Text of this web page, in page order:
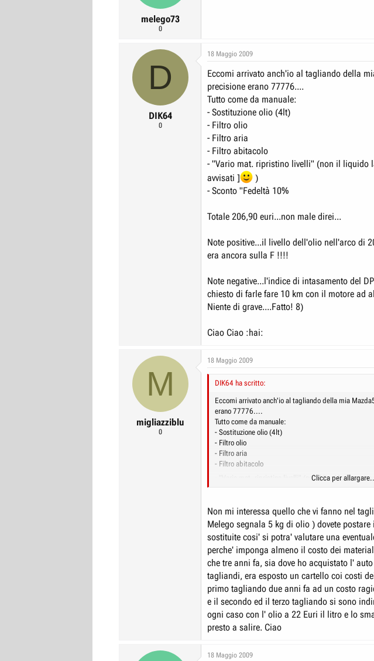
melego73
0
D
DIK64
0
18 Maggio 2009
Eccomi arrivato anch'io al tagliando della
precisione erano 77776....
Tutto come da manuale:
- Sostituzione olio (4lt)
- Filtro olio
- Filtro aria
- Filtro abitacolo
- "Vario mat. ripristino livelli" (non il liquido
avvisati ]
)
- Sconto "Fedeltà 10%
Totale 206,90 euri...non male direi...
Note positive...il livello dell'olio nell'arco di
era ancora sulla F !!!!
Note negative...l'indice di intasamento del
chiesto di farle fare 10 km con il motore ad
Niente di grave....Fatto! 8)
Ciao Ciao :hai:
M
migliazziblu
0
18 Maggio 2009
DIK64 ha scritto:
Eccomi arrivato anch'io al tagliando della mia
erano 77776....
Tutto come da manuale:
- Sostituzione olio (4lt)
- Filtro olio
- Filtro aria
- Filtro abitacolo
- "Vario mat. ripristino livelli" (non il liquido lavavetro
Totale 206,90 euri...non male direi...
Note positive...il livello dell'olio nell'arco di 20K non
sulla F !!!!
Note negative...l'indice di intasamento del DPF era
farle fare 10 km con il motore ad almeno 2500 g/min.
Niente di grave....Fatto! 8)
Ciao Ciao :hai:
Clicca per
Non mi interessa quello che vi fanno nel
Melego segnala 5 kg di olio ) dovete
sostituite cosi' si potra' valutare una
perche' imponga almeno il costo dei
che tre anni fa, sia dove ho acquistato l'
tagliandi, era esposto un cartello coi costi
primo tagliando due anni fa ad un costo
e il secondo ed il terzo tagliando si sono
ogni caso con l' olio a 22 Euri il litro e lo
presto a salire. Ciao
18 Maggio 2009